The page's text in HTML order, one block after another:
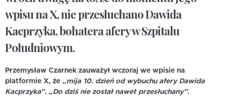
wpisu na X, nie przesłuchano Dawida
Kacprzyka, bohatera afery w Szpitalu
Południowym.
Przemysław Czarnek zauważył wczoraj we wpisie na
platformie X, że „mija 10. dzień od wybuchu afery Dawida
Kacprzyka”. „Do dziś nie został nawet przesłuchany”.